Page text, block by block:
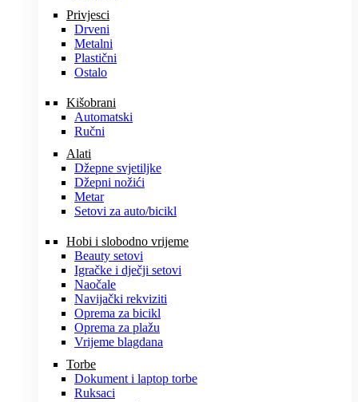
Privjesci
Drveni
Metalni
Plastični
Ostalo
Kišobrani
Automatski
Ručni
Alati
Džepne svjetiljke
Džepni nožići
Metar
Setovi za auto/bicikl
Hobi i slobodno vrijeme
Beauty setovi
Igračke i dječji setovi
Naočale
Navijački rekviziti
Oprema za bicikl
Oprema za plažu
Vrijeme blagdana
Torbe
Dokument i laptop torbe
Ruksaci